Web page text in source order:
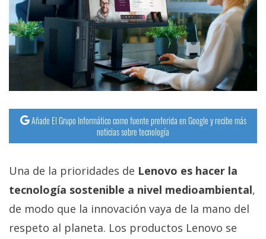
Operadores
y
Tutoriales
Ciberseguridad
Sistemas
operativos
Profesional
Añade El Grupo Informático como fuente preferida en Google y recibe más
noticias sobre tecnología
Una de la prioridades de Lenovo es hacer la
tecnología sostenible a nivel medioambiental,
de modo que la innovación vaya de la mano del
respeto al planeta. Los productos Lenovo se